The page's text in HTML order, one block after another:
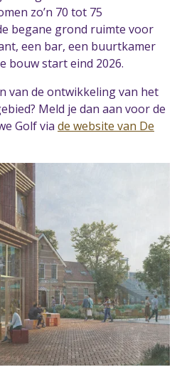
zo’n 70 tot 75
begane grond ruimte voor
een bar, een buurtkamer
bouw start eind 2026.
van de ontwikkeling van het
Meld je dan aan voor de
Golf via de website van De